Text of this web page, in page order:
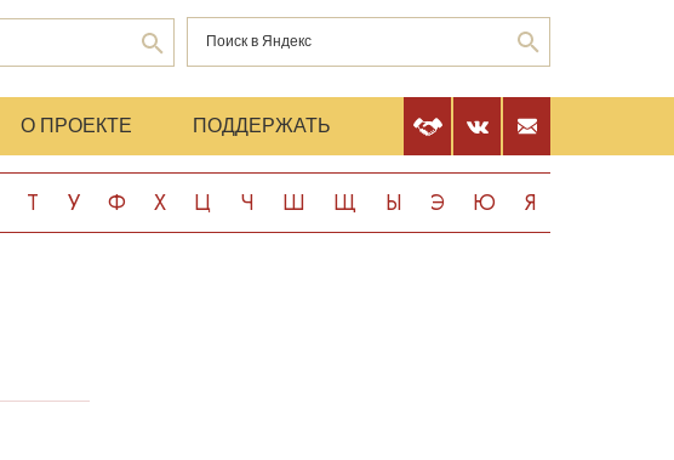
О ПРОЕКТЕ ПОДДЕРЖАТЬ
Т У Ф Х Ц Ч Ш Щ Ы Э Ю Я